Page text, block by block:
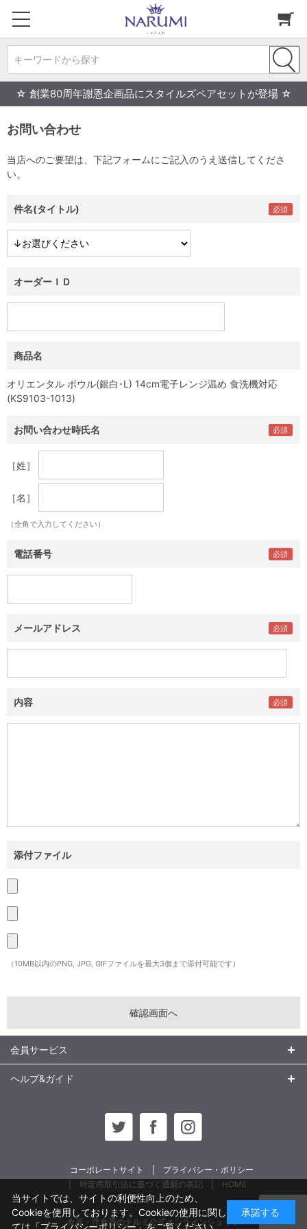
キーワードから探す
☆ 創業80周年謝恩企画品にスタイルズペアセットが登場 ☆
お問い合わせ
当店へのご要望は、下記フォームにご記入のうえ送信してくださ
い。
件名(タイトル)
オーダーＩＤ
商品名
オリエンタル ボウル(銀白･L) 14cm電子レンジ温め 食洗機対応
(KS9103-1013)
お問い合わせ時氏名
［姓］
［名］
（全角で入力してください）
電話番号
メールアドレス
内容
添付ファイル
（10MB以内のPNG, JPG, GIFファイルを最大3個まで添付可能です）
会員サービス
ヘルプ&ガイド
コーポレートサイト
プライバシー・ポリシー
特定商取引法に基づく通販の表記
HOME
食器・洋食器のナルミ公式オンラインショップ
当サイトでは、サイトの利便性向上のため、
Cookieを使用しております。Cookieの使用に関し
承諾する